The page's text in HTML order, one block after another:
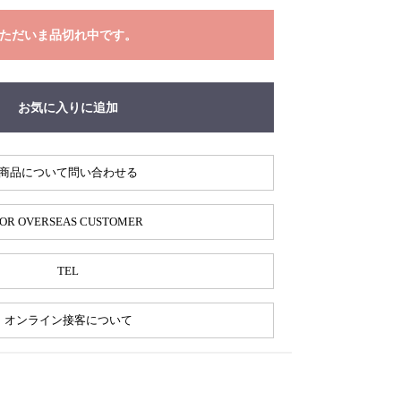
ただいま品切れ中です。
お気に入りに追加
品について問い合わせる
OVERSEAS CUSTOMER
TEL
オンライン接客について